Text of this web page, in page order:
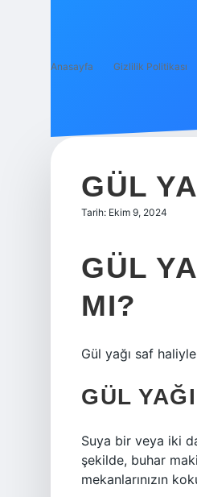
Anasayfa Gizlilik Politikası
GÜL
Tarih: Ekim 9, 2024
GÜL
MI?
Gül yağı saf
GÜL
Suya bir veya iki
şekilde, buhar
mekanlarınızın